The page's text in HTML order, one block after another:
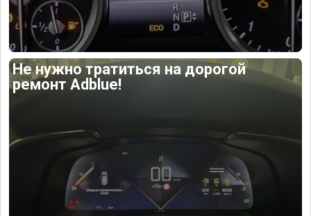
Не нужно тратиться на дорогой
ремонт Adblue!